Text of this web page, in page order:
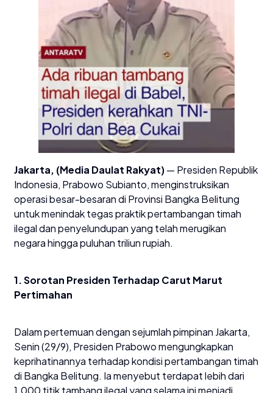
Jakarta, (Media Daulat Rakyat)— Presiden Republik
Indonesia, Prabowo Subianto, menginstruksikan
operasi besar-besaran di Provinsi Bangka Belitung
untuk menindak tegas praktik pertambangan timah
ilegal dan penyelundupan yang telah merugikan
negara hingga puluhan triliun rupiah.
1. Sorotan Presiden Terhadap Carut Marut
Pertimahan
Dalam pertemuan dengan sejumlah pimpinan Jakarta,
Senin (29/9), Presiden Prabowo mengungkapkan
keprihatinannya terhadap kondisi pertambangan timah
di Bangka Belitung. Ia menyebut terdapat lebih dari
1.000 titik tambang ilegal yang selama ini menjadi